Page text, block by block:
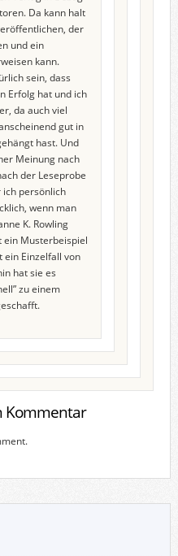
Da kann halt
der
und ein
kann.
sein, dass
Erfolg hat und ich
da auch viel
gut in
hast. Und
Meinung nach
der Leseprobe
ich persönlich
wenn man
K. Rowling
ein Musterbeispiel
ein Einzelfall von
hat sie es
zu einem
Kommentar